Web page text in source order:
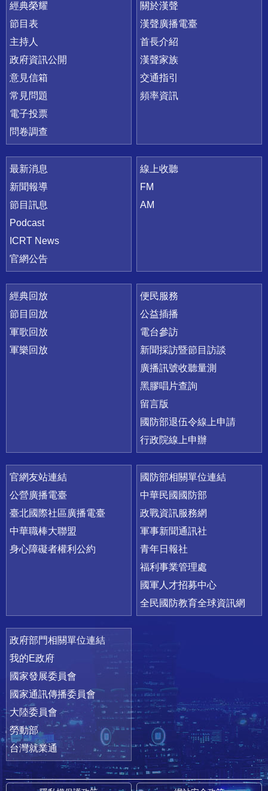
快速連結
經典榮耀
節目表
主持人
政府資訊公開
意見信箱
常見問題
電子投票
問卷調查
關於漢聲
漢聲廣播電臺
首長介紹
漢聲家族
交通指引
頻率資訊
最新消息
新聞報導
節目訊息
Podcast
ICRT News
官網公告
線上收聽
FM
AM
經典回放
節目回放
軍歌回放
軍樂回放
便民服務
公益插播
電台參訪
新聞採訪暨節目訪談
廣播訊號收聽量測
黑膠唱片查詢
留言版
國防部退伍令線上申請
行政院線上申辦
官網友站連結
公營廣播電臺
臺北國際社區廣播電臺
中華職棒大聯盟
身心障礙者權利公約
國防部相關單位連結
中華民國國防部
政戰資訊服務網
軍事新聞通訊社
青年日報社
福利事業管理處
國軍人才招募中心
全民國防教育全球資訊網
政府部門相關單位連結
我的E政府
國家發展委員會
國家通訊傳播委員會
大陸委員會
勞動部
台灣就業通